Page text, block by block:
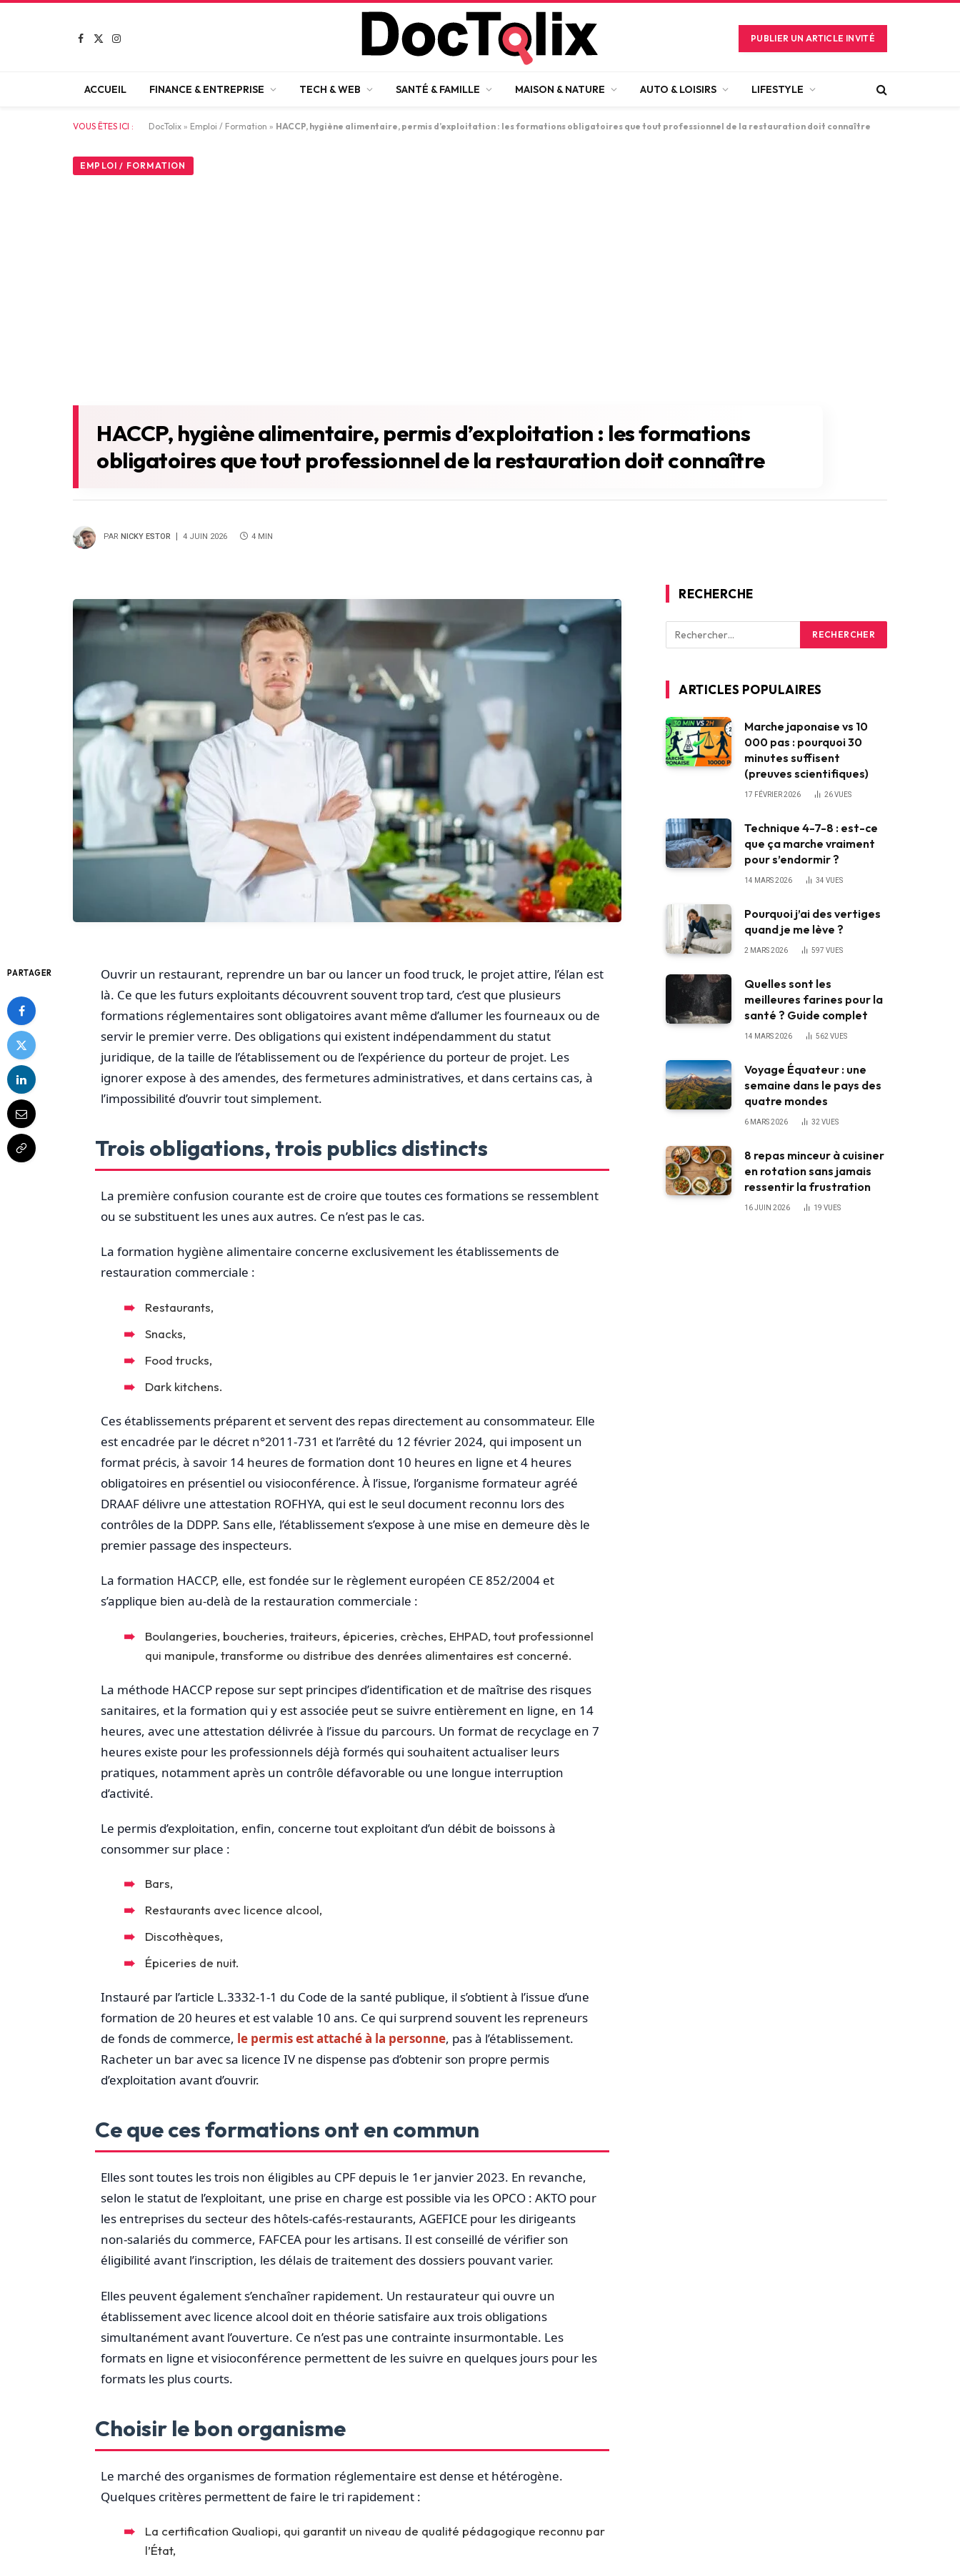
Facebook
X
Instagram PUBLIER UN ARTICLE INVITÉ
ACCUEIL FINANCE & ENTREPRISE TECH & WEB SANTÉ & FAMILLE MAISON & NATURE AUTO & LOISIRS LIFESTYLE
VOUS ÊTES ICI : DocTolix » Emploi / Formation » HACCP, hygiène alimentaire, permis d’exploitation : les formations obligatoires que tout professionnel de la restauration doit connaître
EMPLOI / FORMATION
HACCP, hygiène alimentaire, permis d’exploitation : les formations
obligatoires que tout professionnel de la restauration doit connaître
PAR NICKY ESTOR 4 JUIN 2026 4 MIN
PARTAGER
Ouvrir un restaurant, reprendre un bar ou lancer un food truck, le projet attire, l’élan est
là. Ce que les futurs exploitants découvrent souvent trop tard, c’est que plusieurs
formations réglementaires sont obligatoires avant même d’allumer les fourneaux ou de
servir le premier verre. Des obligations qui existent indépendamment du statut
juridique, de la taille de l’établissement ou de l’expérience du porteur de projet. Les
ignorer expose à des amendes, des fermetures administratives, et dans certains cas, à
l’impossibilité d’ouvrir tout simplement.
Trois obligations, trois publics distincts
La première confusion courante est de croire que toutes ces formations se ressemblent
ou se substituent les unes aux autres. Ce n’est pas le cas.
La formation hygiène alimentaire concerne exclusivement les établissements de
restauration commerciale :
Restaurants,
Snacks,
Food trucks,
Dark kitchens.
Ces établissements préparent et servent des repas directement au consommateur. Elle
est encadrée par le décret n°2011-731 et l’arrêté du 12 février 2024, qui imposent un
format précis, à savoir 14 heures de formation dont 10 heures en ligne et 4 heures
obligatoires en présentiel ou visioconférence. À l’issue, l’organisme formateur agréé
DRAAF délivre une attestation ROFHYA, qui est le seul document reconnu lors des
contrôles de la DDPP. Sans elle, l’établissement s’expose à une mise en demeure dès le
premier passage des inspecteurs.
La formation HACCP, elle, est fondée sur le règlement européen CE 852/2004 et
s’applique bien au-delà de la restauration commerciale :
Boulangeries, boucheries, traiteurs, épiceries, crèches, EHPAD, tout professionnel
qui manipule, transforme ou distribue des denrées alimentaires est concerné.
La méthode HACCP repose sur sept principes d’identification et de maîtrise des risques
sanitaires, et la formation qui y est associée peut se suivre entièrement en ligne, en 14
heures, avec une attestation délivrée à l’issue du parcours. Un format de recyclage en 7
heures existe pour les professionnels déjà formés qui souhaitent actualiser leurs
pratiques, notamment après un contrôle défavorable ou une longue interruption
d’activité.
Le permis d’exploitation, enfin, concerne tout exploitant d’un débit de boissons à
consommer sur place :
Bars,
Restaurants avec licence alcool,
Discothèques,
Épiceries de nuit.
Instauré par l’article L.3332-1-1 du Code de la santé publique, il s’obtient à l’issue d’une
formation de 20 heures et est valable 10 ans. Ce qui surprend souvent les repreneurs
de fonds de commerce, le permis est attaché à la personne, pas à l’établissement.
Racheter un bar avec sa licence IV ne dispense pas d’obtenir son propre permis
d’exploitation avant d’ouvrir.
Ce que ces formations ont en commun
Elles sont toutes les trois non éligibles au CPF depuis le 1er janvier 2023. En revanche,
selon le statut de l’exploitant, une prise en charge est possible via les OPCO : AKTO pour
les entreprises du secteur des hôtels-cafés-restaurants, AGEFICE pour les dirigeants
non-salariés du commerce, FAFCEA pour les artisans. Il est conseillé de vérifier son
éligibilité avant l’inscription, les délais de traitement des dossiers pouvant varier.
Elles peuvent également s’enchaîner rapidement. Un restaurateur qui ouvre un
établissement avec licence alcool doit en théorie satisfaire aux trois obligations
simultanément avant l’ouverture. Ce n’est pas une contrainte insurmontable. Les
formats en ligne et visioconférence permettent de les suivre en quelques jours pour les
formats les plus courts.
Choisir le bon organisme
Le marché des organismes de formation réglementaire est dense et hétérogène.
Quelques critères permettent de faire le tri rapidement :
La certification Qualiopi, qui garantit un niveau de qualité pédagogique reconnu par
l’État,
RECHERCHE
ARTICLES POPULAIRES
Marche japonaise vs 10
000 pas : pourquoi 30
minutes suffisent
(preuves scientifiques)
17 FÉVRIER 2026 26VUES
Technique 4-7-8 : est-ce
que ça marche vraiment
pour s’endormir ?
14 MARS 2026 34 VUES
Pourquoi j’ai des vertiges
quand je me lève ?
2 MARS 2026 597 VUES
Quelles sont les
meilleures farines pour la
santé ? Guide complet
14 MARS 2026 562 VUES
Voyage Équateur : une
semaine dans le pays des
quatre mondes
6 MARS 2026 32 VUES
8 repas minceur à cuisiner
en rotation sans jamais
ressentir la frustration
16 JUIN 2026 19 VUES